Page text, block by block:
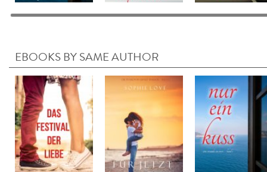
EBOOKS BY SAME AUTHOR